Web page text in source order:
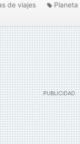
de viajes Planeta